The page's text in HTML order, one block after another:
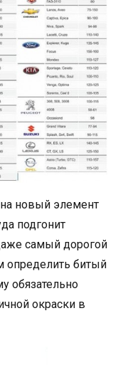
новый элемент
подгонит
самый дорогой
битый
обязательно
окраски в